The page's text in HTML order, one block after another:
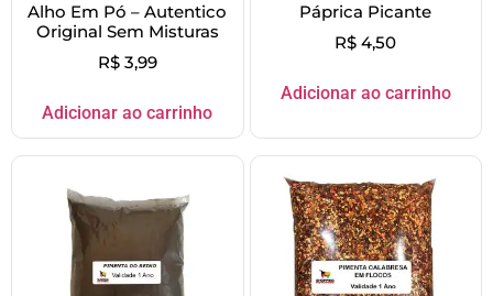
Alho Em Pó – Autentico
Original Sem Misturas
R$3,99
Adicionar ao carrinho
Páprica Picante
R$ 4,50
Adicionar ao carrinho